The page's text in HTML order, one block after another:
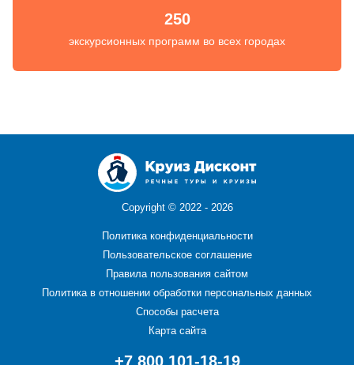
250
экскурсионных программ во всех городах
Copyright © 2022 - 2026
Политика конфиденциальности
Пользовательское соглашение
Правила пользования сайтом
Политика в отношении обработки персональных данных
Способы расчета
Карта сайта
+7 800 101-18-19